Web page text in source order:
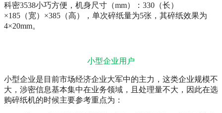
科密3538小巧方便，机身尺寸（mm）：330（长）
×185（宽）×385（高），单次碎纸量为5张，其碎纸效果为
4×20mm。
小型企业用户
小型企业是目前市场经济企业大军中的主力，这类企业规模不
大，涉密信息基本集中在业务领域，且处理量不大，因此在选
购碎纸机的时候主要参考重点为：